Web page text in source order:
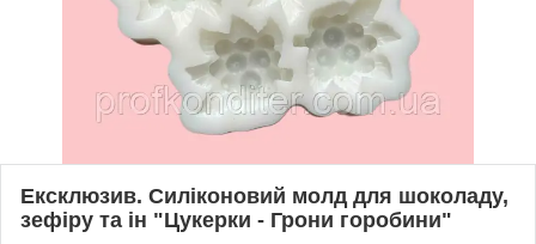
Ексклюзив. Силіконовий молд для шоколаду,
зефіру та ін "Цукерки - Грони горобини"